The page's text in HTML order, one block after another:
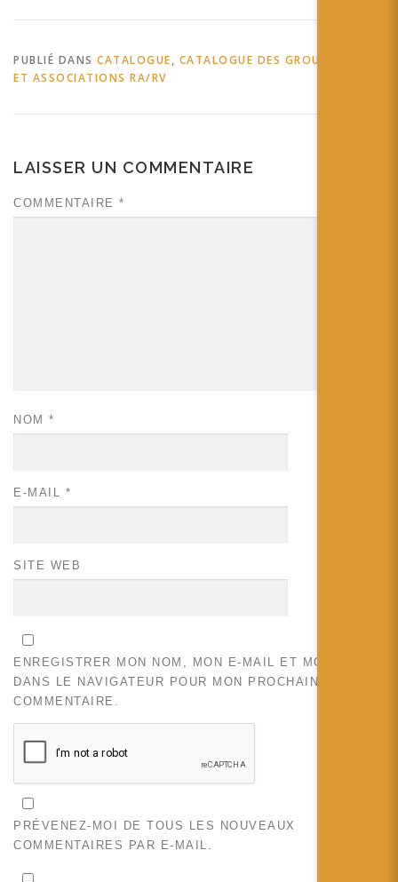
PUBLIÉ DANS CATALOGUE, CATALOGUE DES GROUPEMENTS
ET ASSOCIATIONS RA/RV
LAISSER UN COMMENTAIRE
COMMENTAIRE *
NOM *
E-MAIL *
SITE WEB
ENREGISTRER MON NOM, MON E-MAIL ET MON SITE
DANS LE NAVIGATEUR POUR MON PROCHAIN
COMMENTAIRE.
PRÉVENEZ-MOI DE TOUS LES NOUVEAUX
COMMENTAIRES PAR E-MAIL.